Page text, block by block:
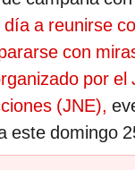
día a reunirse
con
por el
(JNE),
este domingo